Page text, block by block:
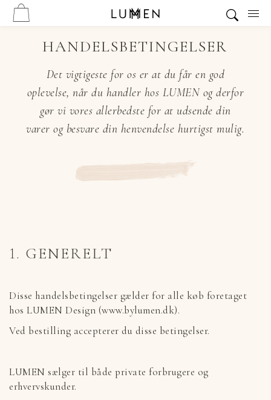
HANDELSBETINGELSER
Det vigtigeste for os er at du får en god
oplevelse, når du handler hos LUMEN og derfor
gør vi vores allerbedste for at udsende din
varer og besvare din henvendelse hurtigst mulig.
1. GENERELT
Disse handelsbetingelser gælder for alle køb foretaget
hos LUMEN Design (www.bylumen.dk).
Ved bestilling accepterer du disse betingelser.
LUMEN sælger til både private forbrugere og
erhvervskunder.